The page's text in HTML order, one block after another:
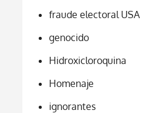
fraude electoral USA
genocido
Hidroxicloroquina
Homenaje
ignorantes